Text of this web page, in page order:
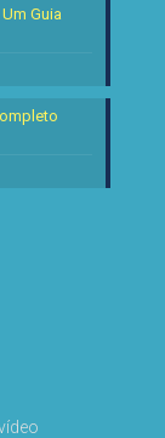
Guia